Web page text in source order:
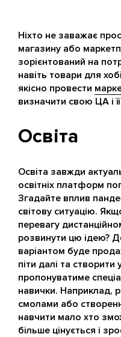
Ніхто не заважає
магазину або
зорієнтований на
навіть товари для
якісно провести
визначити свою ЦА і
Освіта
Освіта завжди
освітніх платформ
Згадайте вплив
світову ситуацію.
перевагу
розвинути цю ідею?
варіантом буде
піти далі та
пропонуватиме
навички. Наприклад,
смолами або
навчити мало хто
більше цінується і